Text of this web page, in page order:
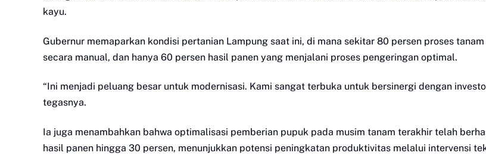
kayu.
Gubernur memaparkan kondisi pertanian Lampung saat ini, di mana sekitar 80 persen proses
secara manual, dan hanya 60 persen hasil panen yang menjalani proses pengeringan optimal.
“Ini menjadi peluang besar untuk modernisasi. Kami sangat terbuka untuk bersinergi dengan
tegasnya.
Ia juga menambahkan bahwa optimalisasi pemberian pupuk pada musim tanam terakhir telah
hasil panen hingga 30 persen, menunjukkan potensi peningkatan produktivitas melalui intervensi